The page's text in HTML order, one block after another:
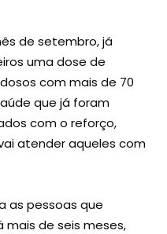
de setembro, já
uma dose de
com mais de 70
que já foram
com o reforço,
atender aqueles com
as pessoas que
de seis meses,